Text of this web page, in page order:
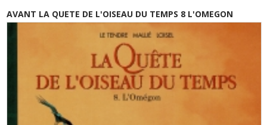
AVANT LA QUETE DE L'OISEAU DU TEMPS 8 L'OMEGON